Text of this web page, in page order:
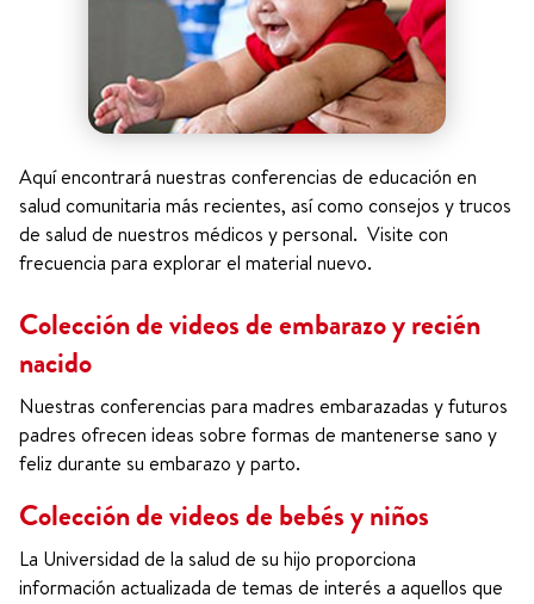
Aquí encontrará nuestras conferencias de educación en
salud comunitaria más recientes, así como consejos y trucos
de salud de nuestros médicos y personal. Visite con
frecuencia para explorar el material nuevo.
Colección de videos de embarazo y recién
nacido
Nuestras conferencias para madres embarazadas y futuros
padres ofrecen ideas sobre formas de mantenerse sano y
feliz durante su embarazo y parto.
Colección de videos de bebés y niños
La Universidad de la salud de su hijo proporciona
información actualizada de temas de interés a aquellos que